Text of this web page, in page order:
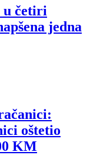
u četiri
jedna
oštetio
KM